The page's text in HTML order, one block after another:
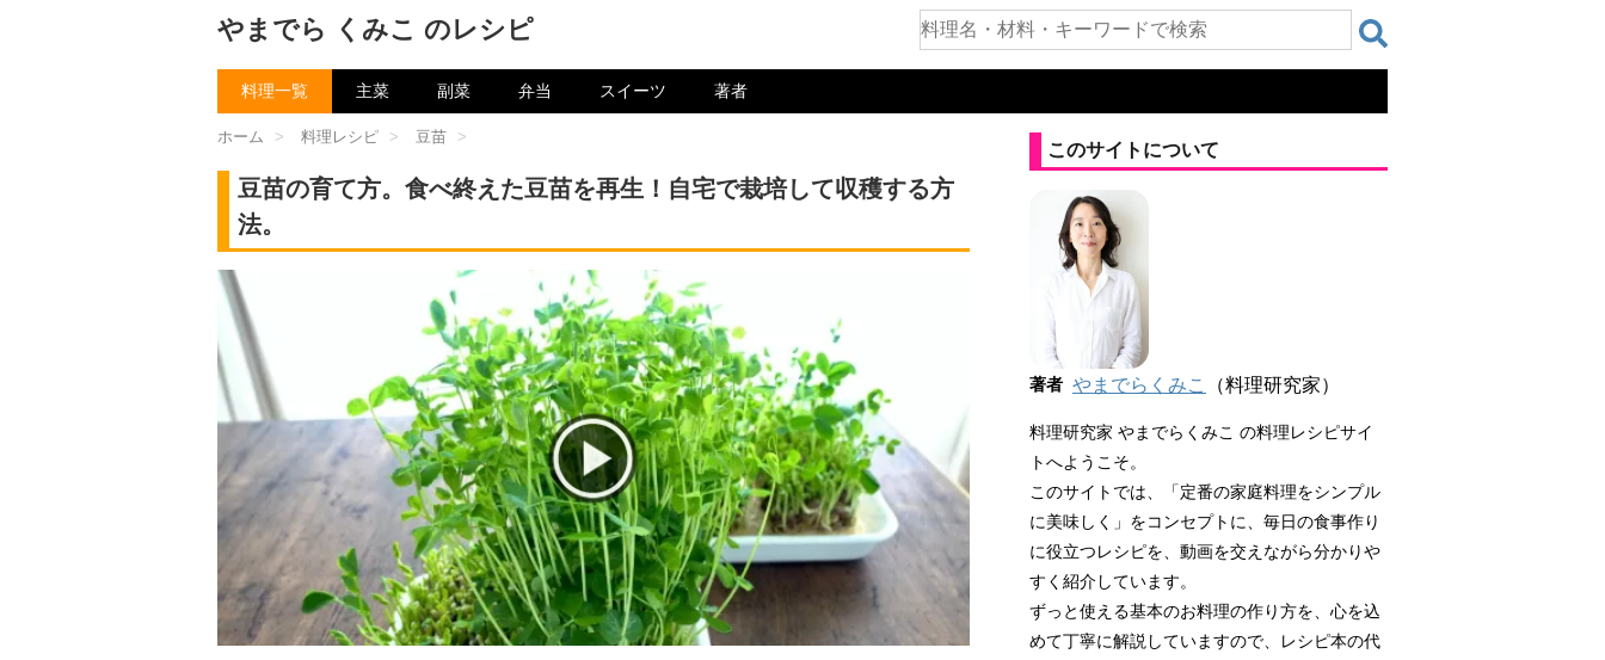
やまでら くみこ のレシピ
料理一覧 主菜 副菜 弁当 スイーツ 著者
ホーム > 料理レシピ > 豆苗 >
豆苗の育て方。食べ終えた豆苗を再生！自宅で栽培して収穫する方
法。
このサイトについて
著者 やまでらくみこ （料理研究家）
料理研究家 やまでらくみこ の料理レシピサイ
トへようこそ。
このサイトでは、「定番の家庭料理をシンプル
に美味しく」をコンセプトに、毎日の食事作り
に役立つレシピを、動画を交えながら分かりや
すく紹介しています。
ずっと使える基本のお料理の作り方を、心を込
めて丁寧に解説していますので、レシピ本の代